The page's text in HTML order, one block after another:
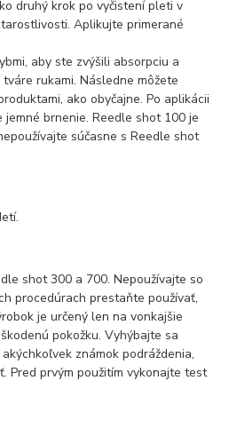
druhý krok po vyčistení pleti v
Aplikujte primerané
aby ste zvýšili absorpciu a
rukami. Následne môžete
ako obyčajne. Po aplikácii
jemné brnenie.Reedle shot 100 je
súčasne s Reedle shot
shot 300 a 700.Nepoužívajte so
procedúrach prestaňte používať,
je určený len na vonkajšie
pokožku. Vyhýbajte sa
známok podráždenia,
Pred prvým použitím vykonajte test